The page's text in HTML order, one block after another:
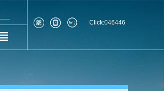
Click:046446